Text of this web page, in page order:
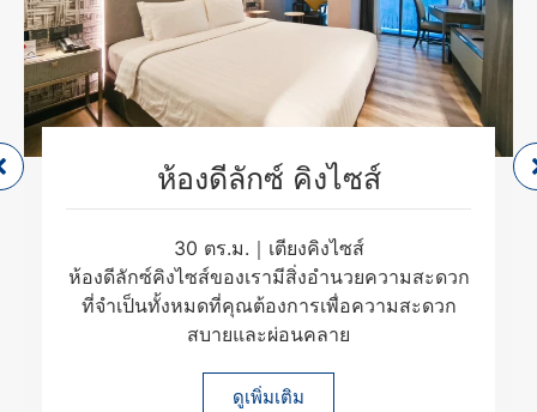
ห้องดีลักซ์ คิงไซส์
30 ตร.ม.｜เตียงคิงไซส์
ห้องดีลักซ์คิงไซส์ของเรามีสิ่งอำนวยความสะดวก
ที่จำเป็นทั้งหมดที่คุณต้องการเพื่อความสะดวก
สบายและผ่อนคลาย
ดูเพิ่มเติม